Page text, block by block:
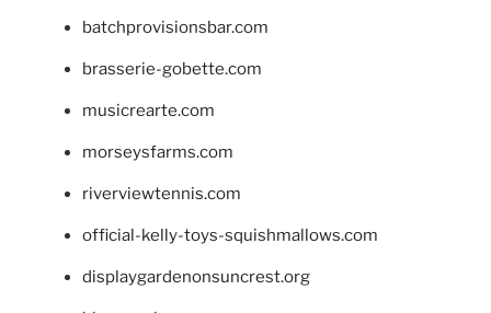
batchprovisionsbar.com
brasserie-gobette.com
musicrearte.com
morseysfarms.com
riverviewtennis.com
official-kelly-toys-squishmallows.com
displaygardenonsuncrest.org